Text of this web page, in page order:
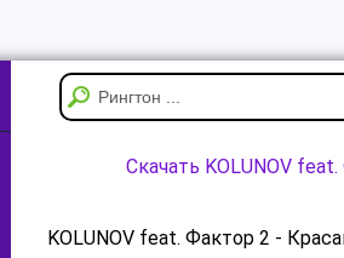
Скачать KOLUNOV
KOLUNOV feat. Фактор 2 -